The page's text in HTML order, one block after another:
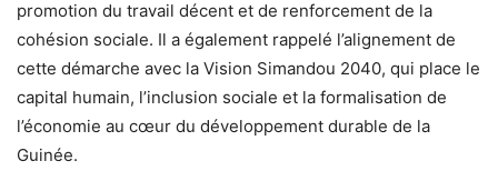
promotion du travail décent et de renforcement de la
cohésion sociale. Il a également rappelé l’alignement de
cette démarche avec la Vision Simandou 2040, qui place le
capital humain, l’inclusion sociale et la formalisation de
l’économie au cœur du développement durable de la
Guinée.